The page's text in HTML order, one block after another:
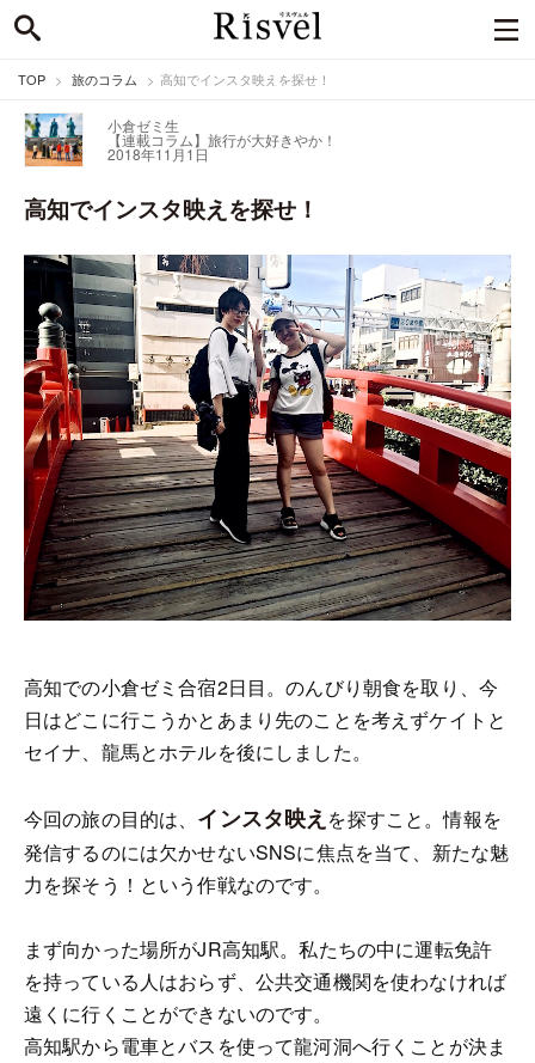
TOP 旅のコラム 高知でインスタ映えを探せ！
小倉ゼミ生
【連載コラム】旅行が大好きやか！
2018年11月1日
高知でインスタ映えを探せ！
高知での小倉ゼミ合宿2日目。のんびり朝食を取り、今
日はどこに行こうかとあまり先のことを考えずケイトと
セイナ、龍馬とホテルを後にしました。
今回の旅の目的は、 インスタ映え を探すこと。情報を
発信するのには欠かせないSNSに焦点を当て、新たな魅
力を探そう！という作戦なのです。
まず向かった場所がJR高知駅。私たちの中に運転免許
を持っている人はおらず、公共交通機関を使わなければ
遠くに行くことができないのです。
高知駅から電車とバスを使って龍河洞へ行くことが決ま